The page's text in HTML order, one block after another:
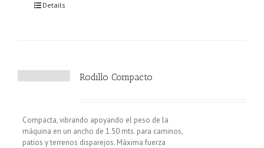
Details
Rodillo Compacto
Compacta, vibrando apoyando el peso de la
máquina en un ancho de 1.50 mts. para caminos,
patios y terrenos disparejos. Máxima fuerza